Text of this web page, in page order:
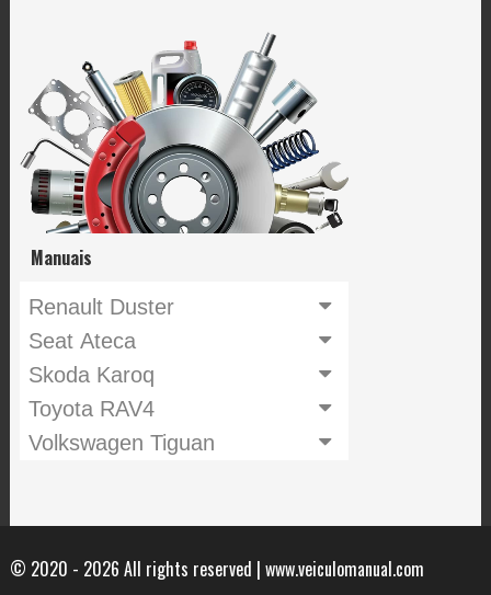
Manuais
Renault Duster
Seat Ateca
Skoda Karoq
Toyota RAV4
Volkswagen Tiguan
© 2020 - 2026 All rights reserved | www.veiculomanual.com